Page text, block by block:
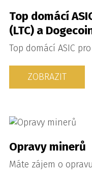
Top domácí
(LTC) a
Top domácí ASIC pro
ZOBRAZIT
Opravy minerů
Máte zájem o